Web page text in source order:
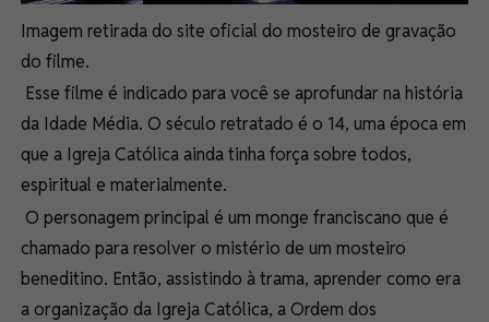
Imagem retirada do site oficial do mosteiro de gravação
do filme.
Esse filme é indicado para você se aprofundar na história
da Idade Média. O século retratado é o 14, uma época em
que a Igreja Católica ainda tinha força sobre todos,
espiritual e materialmente.
O personagem principal é um monge franciscano que é
chamado para resolver o mistério de um mosteiro
beneditino. Então, assistindo à trama, aprender como era
a organização da Igreja Católica, a Ordem dos